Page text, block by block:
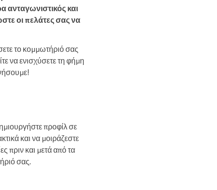
ανταγωνιστικός και
οι πελάτες σας να
το κομμωτήριό σας
να ενισχύσετε τη φήμη
προφίλ σε
και να μοιράζεστε
πριν και μετά από τα
σας.